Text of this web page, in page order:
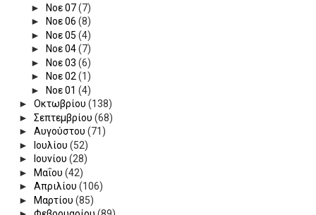
►
Νοε 07(7)
►
Νοε 06 (8)
►
Νοε 05 (4)
►
Νοε 04(7)
►
Νοε 03 (6)
►
Νοε 02(1)
►
Νοε 01 (4)
► Οκτωβρίου (138)
► Σεπτεμβρίου (68)
► Αυγούστου (71)
►
Ιουλίου (52)
►
Ιουνίου (28)
►
Μαΐου (42)
► Απριλίου (106)
►
Μαρτίου (85)